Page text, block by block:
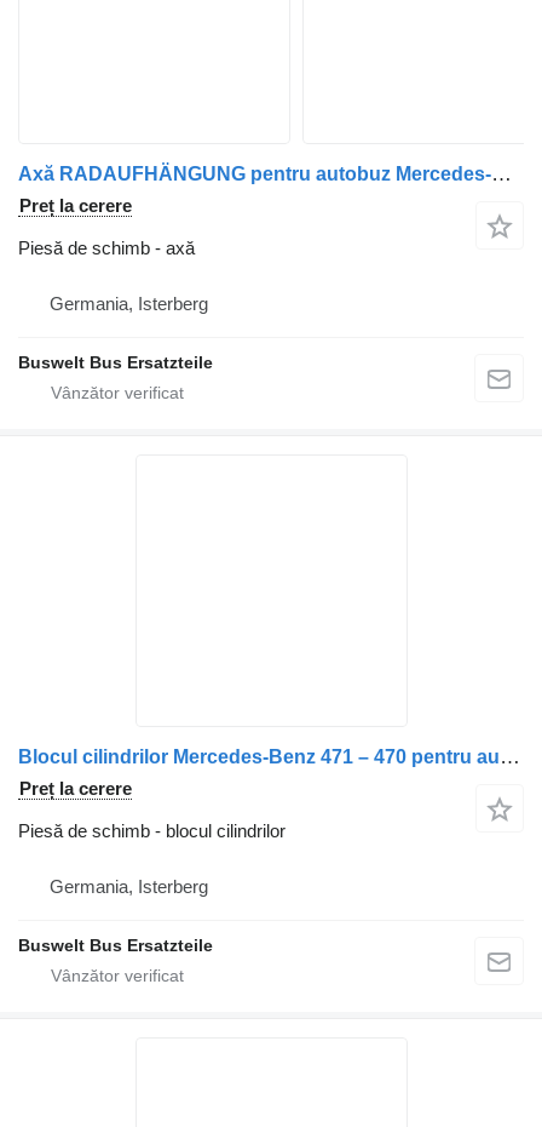
Axă RADAUFHÄNGUNG pentru autobuz Mercedes-Benz O350
Preț la cerere
Piesă de schimb - axă
Germania, Isterberg
Buswelt Bus Ersatzteile
Blocul cilindrilor Mercedes-Benz 471 – 470 pentru autobuz Mercedes-Benz Citaro 1, Citaro 2, Conecto, Integro, Intouro, O350, Tourismo, Travego
Preț la cerere
Piesă de schimb - blocul cilindrilor
Germania, Isterberg
Buswelt Bus Ersatzteile